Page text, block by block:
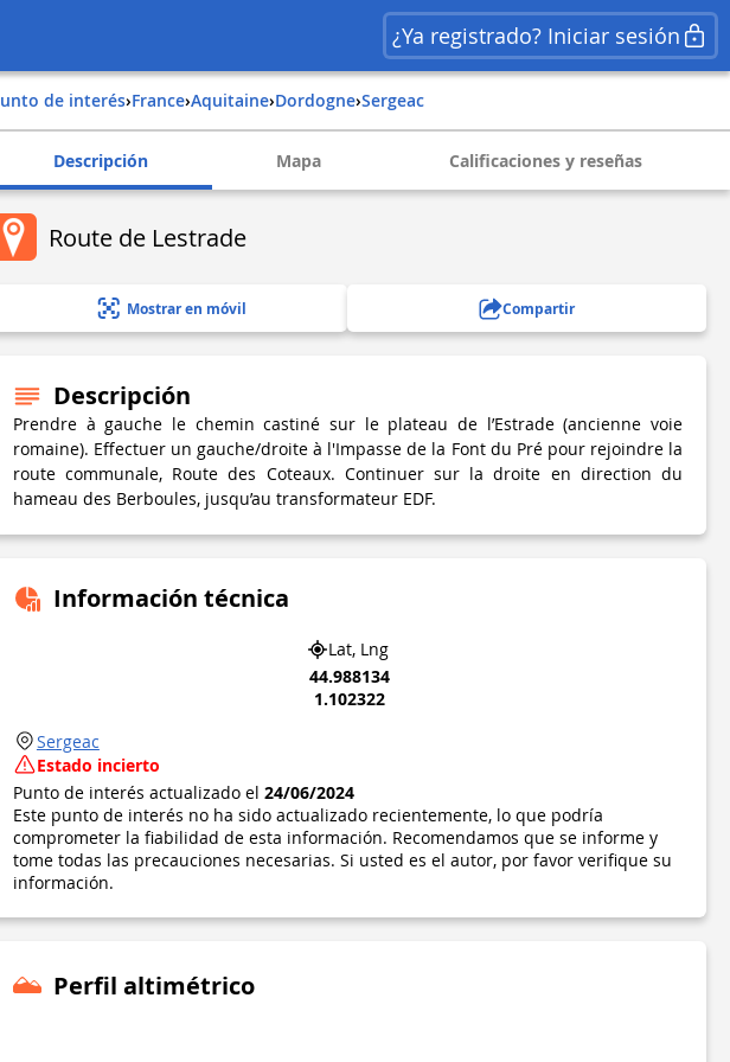
¿Ya registrado? Iniciar sesión
Punto de interés› france› aquitaine› dordogne› sergeac
Descripción Mapa Calificaciones y reseñas
Route de Lestrade
Mostrar en móvil Compartir
Descripción
Prendre à gauche le chemin castiné sur le plateau de l’Estrade (ancienne voie
romaine). Effectuer un gauche/droite à l'Impasse de la Font du Pré pour rejoindre la
route communale, Route des Coteaux. Continuer sur la droite en direction du
hameau des Berboules, jusqu’au transformateur EDF.
Información técnica
Lat, Lng
44.988134
1.102322
Sergeac
Estado incierto
Punto de interés actualizado el 24/06/2024
Este punto de interés no ha sido actualizado recientemente, lo que podría
comprometer la fiabilidad de esta información. Recomendamos que se informe y
tome todas las precauciones necesarias. Si usted es el autor, por favor verifique su
información.
Perfil altimétrico